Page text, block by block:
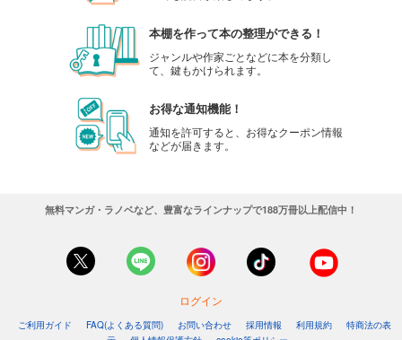
本棚を作って本の整理ができる！
ジャンルや作家ごとなどに本を分類し
て、鍵もかけられます。
お得な通知機能！
通知を許可すると、お得なクーポン情報
などが届きます。
無料マンガ・ラノベなど、豊富なラインナップで188万冊以上配信中！
ログイン
ご利用ガイド FAQ(よくある質問) お問い合わせ 採用情報 利用規約
特商法の表